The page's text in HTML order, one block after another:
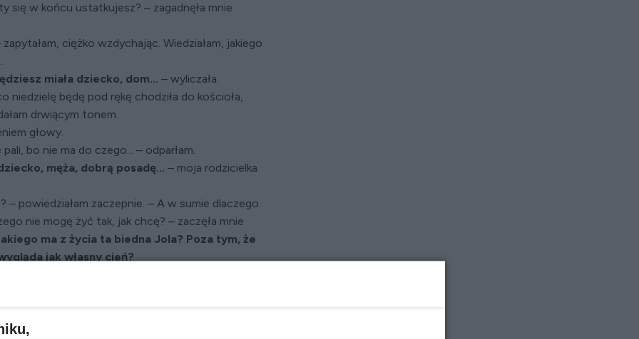
się w końcu ustatkujesz? – zagadnęła mnie
ciężko wzdychając. Wiedziałam, jakiego
miała dziecko, dom... – wyliczała.
niedzielę będę pod rękę chodziła do kościoła,
drwiącym tonem.
głowy.
bo nie ma do czego... – odparłam.
męża, dobrą posadę... – moja rodzicielka
– powiedziałam zaczepnie. – A w sumie dlaczego
nie mogę żyć tak, jak chcę? – zaczęła mnie
ma z życia ta biedna Jola? Poza tym, że
jak własny cień?
mi była za wzór
według rodziny powinnam brać przykład,